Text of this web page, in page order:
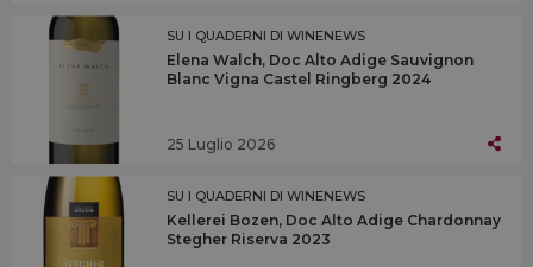
SU I QUADERNI DI WINENEWS
Elena Walch, Doc Alto Adige Sauvignon
Blanc Vigna Castel Ringberg 2024
25 Luglio 2026
SU I QUADERNI DI WINENEWS
Kellerei Bozen, Doc Alto Adige Chardonnay
Stegher Riserva 2023